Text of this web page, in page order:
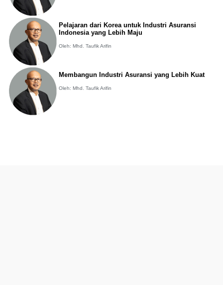
Pelajaran dari Korea untuk Industri Asuransi
Indonesia yang Lebih Maju
Oleh: Mhd. Taufik Arifin
Membangun Industri Asuransi yang Lebih Kuat
Oleh: Mhd. Taufik Arifin